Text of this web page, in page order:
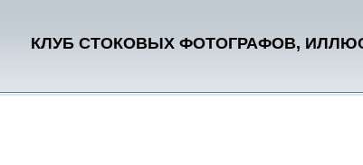
КЛУБ СТОКОВЫХ ФОТОГРАФОВ,